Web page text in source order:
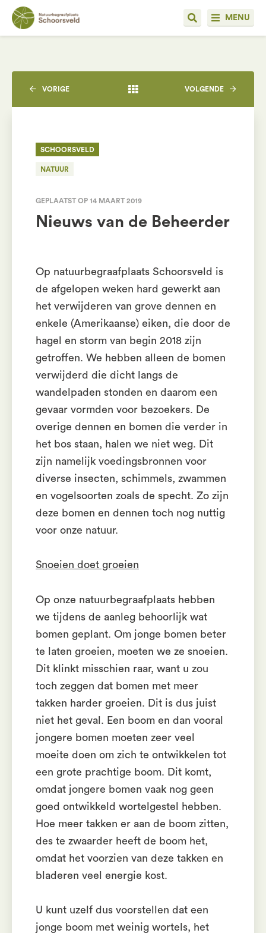
MENU
VORIGE VOLGENDE
SCHOORSVELD
NATUUR
GEPLAATST OP 14 MAART 2019
Nieuws van de Beheerder
Op natuurbegraafplaats Schoorsveld is
de afgelopen weken hard gewerkt aan
het verwijderen van grove dennen en
enkele (Amerikaanse) eiken, die door de
hagel en storm van begin 2018 zijn
getroffen. We hebben alleen de bomen
verwijderd die dicht langs de
wandelpaden stonden en daarom een
gevaar vormden voor bezoekers. De
overige dennen en bomen die verder in
het bos staan, halen we niet weg. Dit
zijn namelijk voedingsbronnen voor
diverse insecten, schimmels, zwammen
en vogelsoorten zoals de specht. Zo zijn
deze bomen en dennen toch nog nuttig
voor onze natuur.
Snoeien doet groeien
Op onze natuurbegraafplaats hebben
we tijdens de aanleg behoorlijk wat
bomen geplant. Om jonge bomen beter
te laten groeien, moeten we ze snoeien.
Dit klinkt misschien raar, want u zou
toch zeggen dat bomen met meer
takken harder groeien. Dit is dus juist
niet het geval. Een boom en dan vooral
jongere bomen moeten zeer veel
moeite doen om zich te ontwikkelen tot
een grote prachtige boom. Dit komt,
omdat jongere bomen vaak nog geen
goed ontwikkeld wortelgestel hebben.
Hoe meer takken er aan de boom zitten,
des te zwaarder heeft de boom het,
omdat het voorzien van deze takken en
bladeren veel energie kost.
U kunt uzelf dus voorstellen dat een
jonge boom met weinig wortels, het